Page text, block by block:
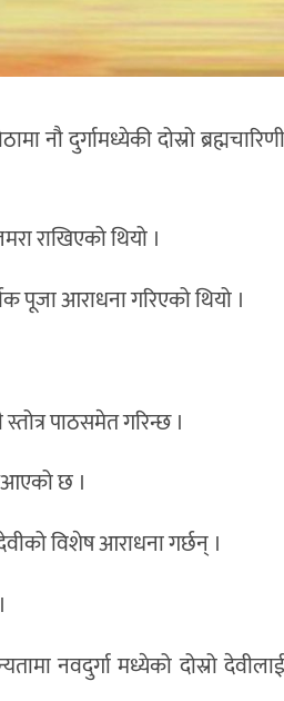
नौ दुर्गामध्येकी दोस्रो ब्रह्मचारिणी
राखिएको थियो ।
पूजा आराधना गरिएको थियो ।
पाठसमेत गरिन्छ ।
छ ।
विशेष आराधना गर्छन् ।
नवदुर्गा मध्येको दोस्रो देवीलाई